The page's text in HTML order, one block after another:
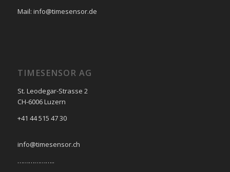
Mail: info@timesensor.de
TIMESENSOR AG
St. Leodegar-Strasse 2
CH-6006 Luzern
+41 44 515 47 30
info@timesensor.ch
………………..